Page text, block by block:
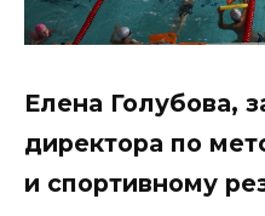
Елена Голубова,
директора по
и спортивному